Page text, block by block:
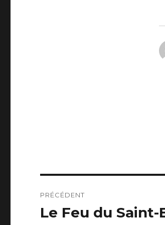
de
PRÉCÉDENT
Publication
Le Feu du Saint-